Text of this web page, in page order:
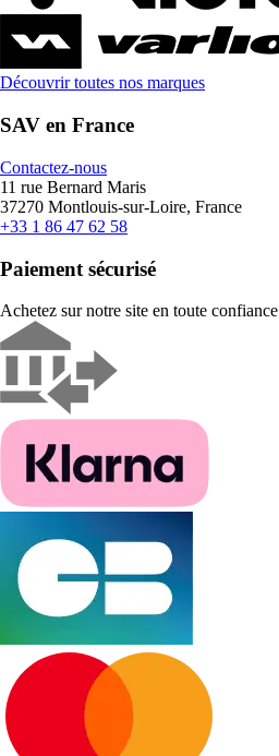
Découvrir toutes nos marques
SAV en France
Contactez-nous
11 rue Bernard Maris
37270 Montlouis-sur-Loire, France
+33 1 86 47 62 58
Paiement sécurisé
Achetez sur notre site en toute confiance